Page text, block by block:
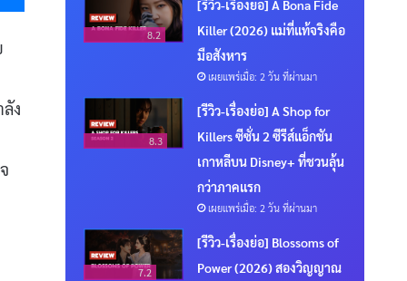
ง
8.2
[รีวิว-เรื่องย่อ] A Bona Fide
Killer (2026) แม่ที่แท้จริงคือ
มือสังหาร
เผยแพร่เมื่อ: 2 วัน ที่ผ่านมา
8.3
[รีวิว-เรื่องย่อ] A Shop for
Killers ซีซั่น 2 ซีรีส์แอ็กชัน
เกาหลีบน Disney+ ที่ชวนลุ้น
กว่าภาคแรก
เผยแพร่เมื่อ: 2 วัน ที่ผ่านมา
7.2
[รีวิว-เรื่องย่อ] Blossoms of
Power (2026) สองวิญญาณ